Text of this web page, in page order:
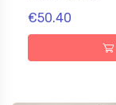
€50.40